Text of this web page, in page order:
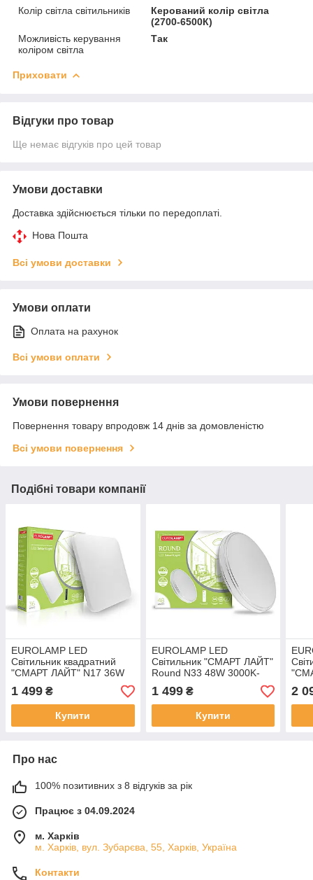
Колір світла світильників
Керований колір світла
(2700-6500К)
Можливість керування
коліром світла
Так
Приховати
Відгуки про товар
Ще немає відгуків про цей товар
Умови доставки
Доставка здійснюється тільки по передоплаті.
Нова Пошта
Всі умови доставки
Умови оплати
Оплата на рахунок
Всі умови оплати
Умови повернення
Повернення товару впродовж 14 днів за домовленістю
Всі умови повернення
Подібні товари компанії
EUROLAMP LED
Світильник квадратний
"СМАРТ ЛАЙТ" N17 36W
3000K-6500K
1 499 ₴
Купити
EUROLAMP LED
Світильник "СМАРТ ЛАЙТ"
Round N33 48W 3000K-
6000K
1 499₴
Купити
2
Про нас
100% позитивних з 8 відгуків за рік
Працює з 04.09.2024
м. Харків
м. Харків, вул. Зубарєва, 55, Харків, Україна
Контакти